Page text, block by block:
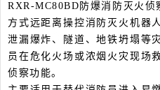
RXR-MC80BD防爆消防灭火
方式远距离操控消防灭火机器
泄漏爆炸、隧道、地铁坍塌等
员在危化火场或浓烟火灾现场
侦察功能。